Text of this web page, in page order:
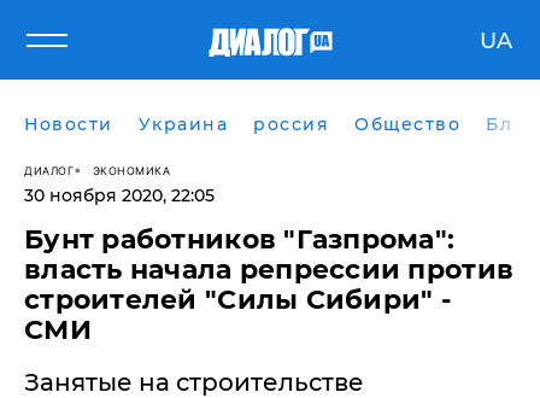
UA
Новости Украина россия Общество
ДИАЛОГ ЭКОНОМИКА
30 ноября 2020, 22:05
Бунт работников "Газпрома":
власть начала репрессии против
строителей "Силы Сибири" -
СМИ
Занятые на строительстве